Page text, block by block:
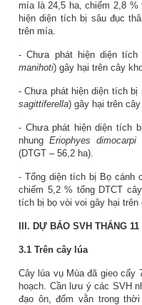
mía là 24,5 ha, chiếm 2,8 %
hiện diện tích bị sâu đục
trên mía.
- Chưa phát hiện diện
manihoti) gây hại trên cây
- Chưa phát hiện diện tích bị
sagittiferella) gây hại trên
- Chưa phát hiện diện tích
nhungEriophyes dimocarpi
(DTGT – 56,2 ha).
- Tổng diện tích bị Bọ cánh
chiếm 5,2 % tổng DTCT
tích bị bọ vòi voi gây hại trên
III. DỰ BÁO SVH THÁNG 11
3.1 Trên cây lúa
Cây lúa vụ Mùa đã gieo cấy
hoạch. Cần lưu ý các SVH
đạo ôn, đốm vằn trong